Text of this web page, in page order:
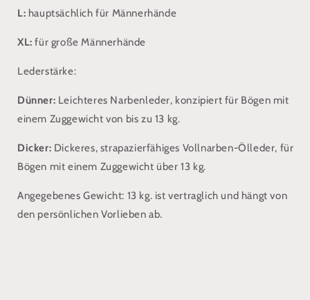
L: hauptsächlich für Männerhände
XL: für große Männerhände
Lederstärke:
Dünner: Leichteres Narbenleder, konzipiert für Bögen mit
einem Zuggewicht von bis zu 13 kg.
Dicker: Dickeres, strapazierfähiges Vollnarben-Ölleder, für
Bögen mit einem Zuggewicht über 13 kg.
Angegebenes Gewicht: 13 kg. ist vertraglich und hängt von
den persönlichen Vorlieben ab.